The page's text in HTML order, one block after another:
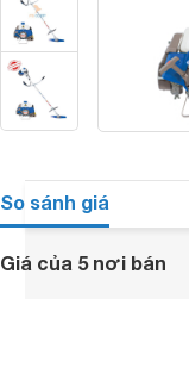
So sánh giá
Giá của 5 nơi bán